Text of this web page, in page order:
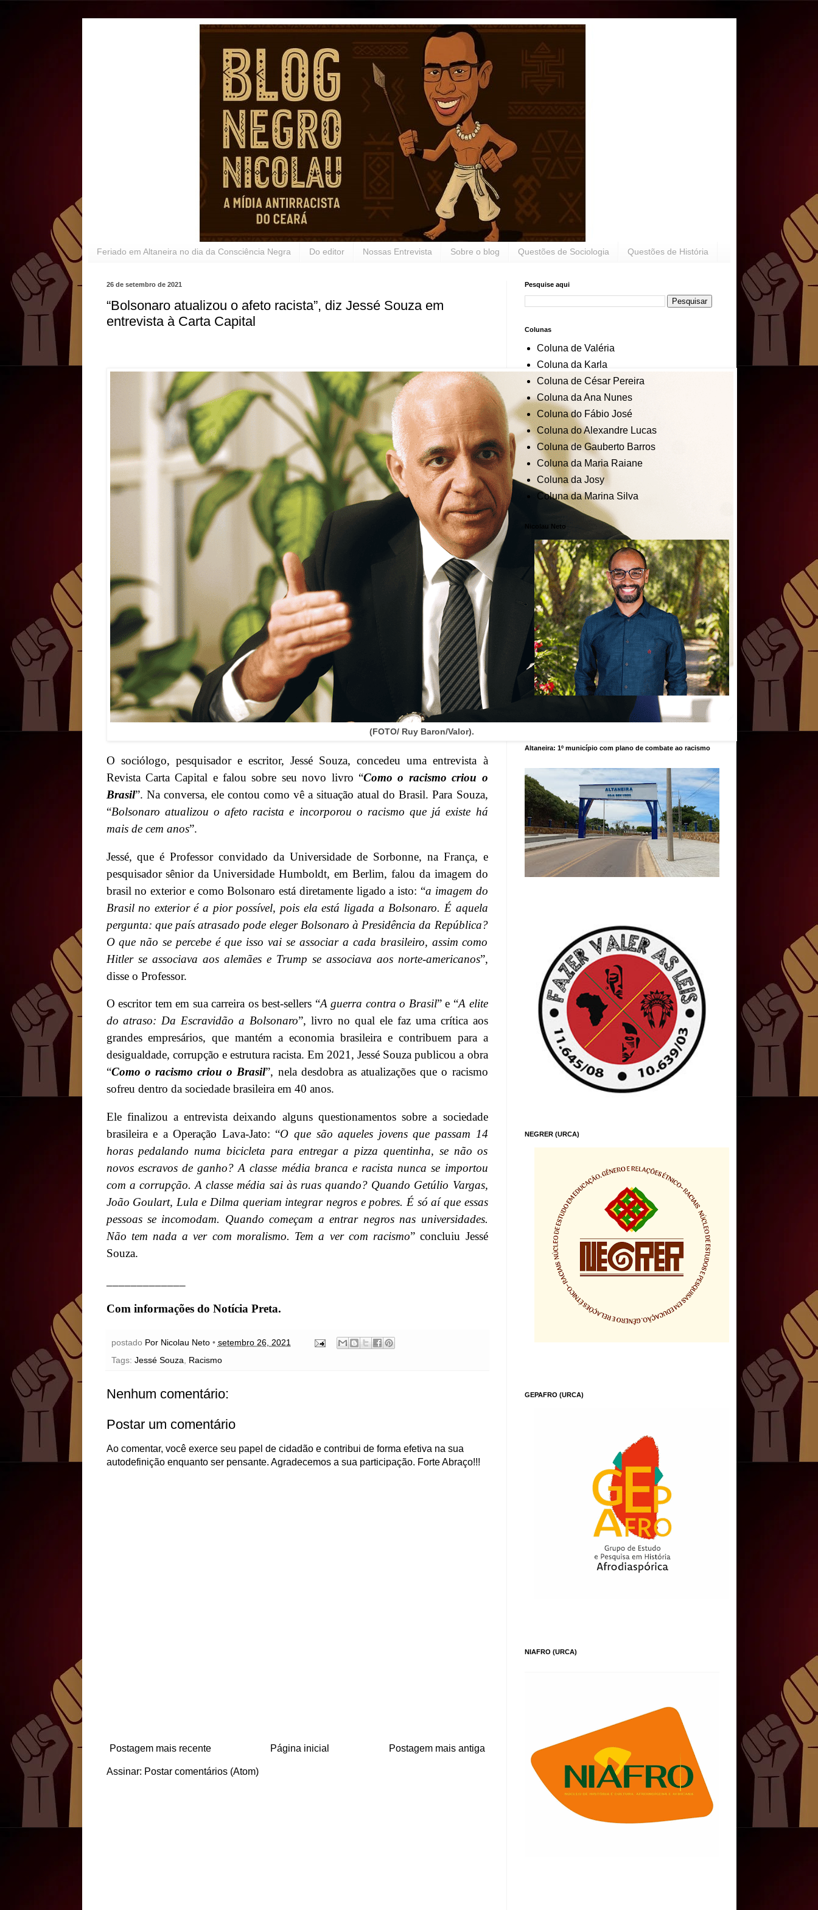
Feriado em Altaneira no dia da Consciência Negra Do editor Nossas Entrevista Sobre o blog Questões de Sociologia Questões de História
26 de setembro de 2021
“Bolsonaro atualizou o afeto racista”, diz Jessé Souza em
entrevista à Carta Capital
(FOTO/ Ruy Baron/Valor).
O sociólogo, pesquisador e escritor, Jessé Souza, concedeu uma entrevista à
Revista Carta Capital e falou sobre seu novo livro “Como o racismo criou o
Brasil”. Na conversa, ele contou como vê a situação atual do Brasil. Para Souza,
“Bolsonaro atualizou o afeto racista e incorporou o racismo que já existe há
mais de cem anos”.
Jessé, que é Professor convidado da Universidade de Sorbonne, na França, e
pesquisador sênior da Universidade Humboldt, em Berlim, falou da imagem do
brasil no exterior e como Bolsonaro está diretamente ligado a isto: “a imagem do
Brasil no exterior é a pior possível, pois ela está ligada a Bolsonaro. É aquela
pergunta: que país atrasado pode eleger Bolsonaro à Presidência da República?
O que não se percebe é que isso vai se associar a cada brasileiro, assim como
Hitler se associava aos alemães e Trump se associava aos norte-americanos”,
disse o Professor.
O escritor tem em sua carreira os best-sellers “A guerra contra o Brasil” e “A elite
do atraso: Da Escravidão a Bolsonaro”, livro no qual ele faz uma crítica aos
grandes empresários, que mantém a economia brasileira e contribuem para a
desigualdade, corrupção e estrutura racista. Em 2021, Jessé Souza publicou a obra
“Como o racismo criou o Brasil”, nela desdobra as atualizações que o racismo
sofreu dentro da sociedade brasileira em 40 anos.
Ele finalizou a entrevista deixando alguns questionamentos sobre a sociedade
brasileira e a Operação Lava-Jato: “O que são aqueles jovens que passam 14
horas pedalando numa bicicleta para entregar a pizza quentinha, se não os
novos escravos de ganho? A classe média branca e racista nunca se importou
com a corrupção. A classe média sai às ruas quando? Quando Getúlio Vargas,
João Goulart, Lula e Dilma queriam integrar negros e pobres. É só aí que essas
pessoas se incomodam. Quando começam a entrar negros nas universidades.
Não tem nada a ver com moralismo. Tem a ver com racismo” concluiu Jessé
Souza.
Com informações do Notícia Preta.
postado Por Nicolau Neto • setembro 26, 2021
Tags: Jessé Souza, Racismo
Nenhum comentário:
Postar um comentário
Ao comentar, você exerce seu papel de cidadão e contribui de forma efetiva na sua
autodefinição enquanto ser pensante. Agradecemos a sua participação. Forte Abraço!!!
Postagem mais recente Postagem mais antiga
Página inicial
Assinar: Postar comentários (Atom)
Pesquise aqui
Colunas
Coluna de Valéria
Coluna da Karla
Coluna de César Pereira
Coluna da Ana Nunes
Coluna do Fábio José
Coluna do Alexandre Lucas
Coluna de Gauberto Barros
Coluna da Maria Raiane
Coluna da Josy
Coluna da Marina Silva
Nicolau Neto
Altaneira: 1º município com plano de combate ao racismo
NEGRER (URCA)
GEPAFRO (URCA)
NIAFRO (URCA)